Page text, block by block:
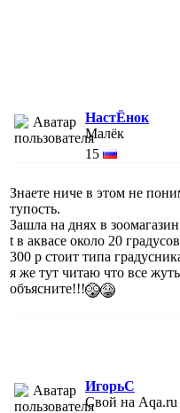
НастЁнок
Малёк
15
Знаете ниче в этом не
тупость.
Зашла на днях в
t в аквасе около 20
300 р стоит типа
я же тут читаю что все
объясните!!!
ИгорьC
Свой на Aqa.ru